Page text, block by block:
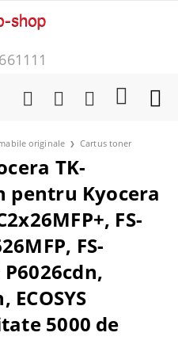
originale Cartus toner
TK-
pentru Kyocera
FS-
FS-
P6026cdn,
ECOSYS
5000 de